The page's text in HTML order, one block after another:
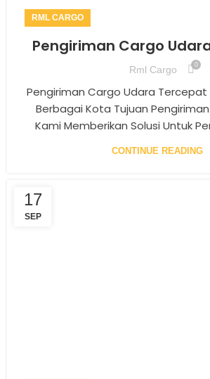
RML CARGO
Pengiriman Cargo
Rml Cargo 0
Pengiriman Cargo Udara Tercepat
Berbagai Kota Tujuan
Kami Memberikan Solusi Untuk
CONTINUE READING
17
SEP